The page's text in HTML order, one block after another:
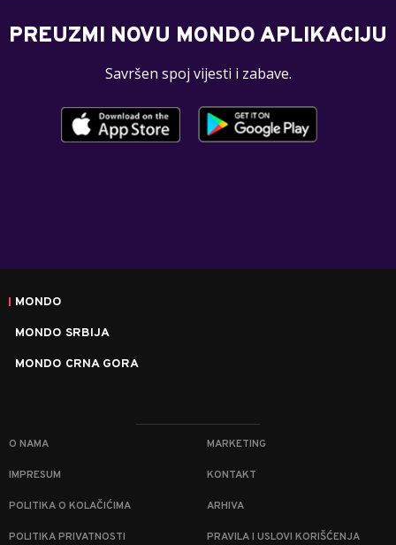
PREUZMI NOVU MONDO APLIKACIJU
Savršen spoj vijesti i zabave.
MONDO
MONDO SRBIJA
MONDO CRNA GORA
O NAMA MARKETING
IMPRESUM KONTAKT
POLITIKA O KOLAČIĆIMA ARHIVA
POLITIKA PRIVATNOSTI PRAVILA I USLOVI KORIŠĆENJA